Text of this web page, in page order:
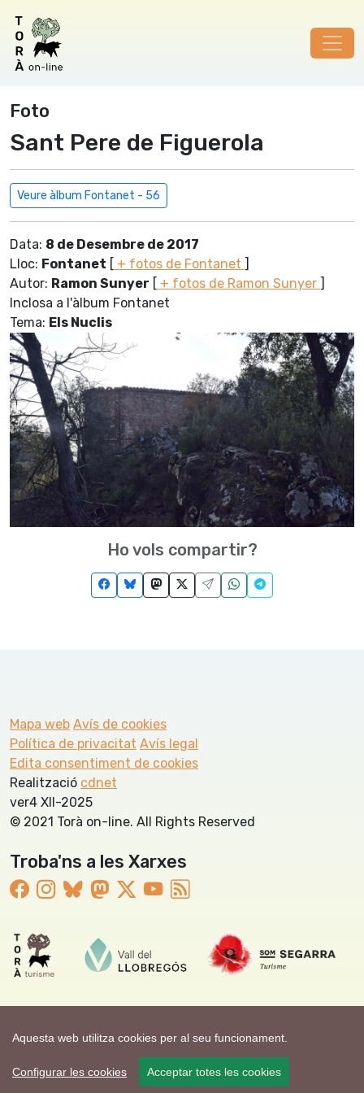
Aquesta web utilitza cookies per al seu funcionament.
Configurar les cookies Acceptar totes les cookies
Foto
Sant Pere de Figuerola
Veure àlbum Fontanet - 56
Data: 8 de Desembre de 2017
Lloc: Fontanet [ + fotos de Fontanet ]
Autor: Ramon Sunyer [ + fotos de Ramon Sunyer ]
Inclosa a l'àlbum Fontanet
Tema: Els Nuclis
Ho vols compartir?
Mapa web Avís de cookies
Política de privacitat Avís legal
Edita consentiment de cookies
Realització cdnet
ver4 XII-2025
© 2021 Torà on-line. All Rights Reserved
Troba'ns a les Xarxes